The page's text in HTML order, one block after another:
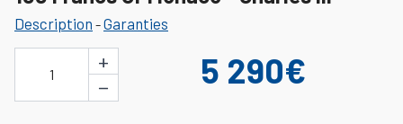
Description -Garanties
1
+
−
5 290€